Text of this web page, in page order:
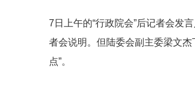
7日上午的“行政院会”后记者会发
者会说明。但陆委会副主委梁文杰
点”。